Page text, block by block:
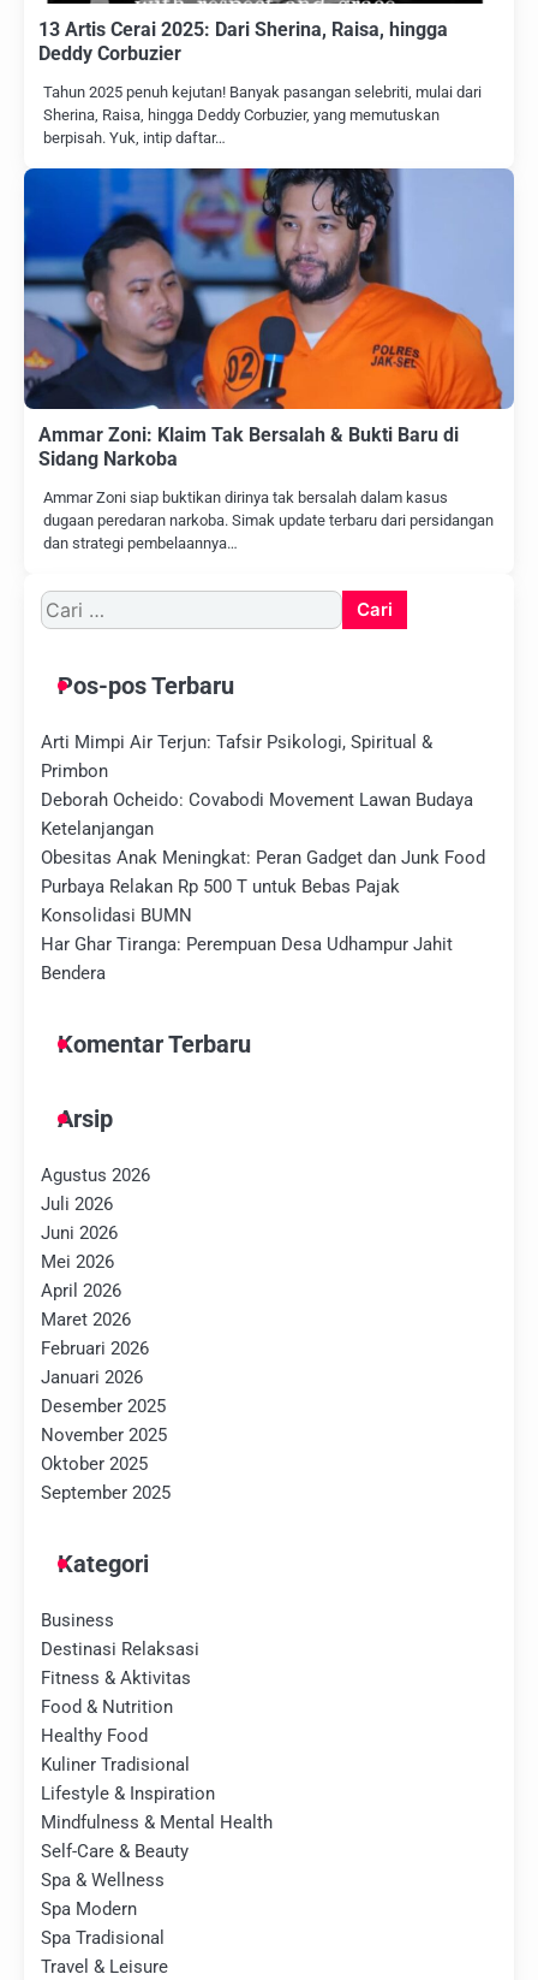
13 Artis Cerai 2025: Dari Sherina, Raisa, hingga
Deddy Corbuzier
Tahun 2025 penuh kejutan! Banyak pasangan selebriti, mulai dari
Sherina, Raisa, hingga Deddy Corbuzier, yang memutuskan
berpisah. Yuk, intip daftar…
Ammar Zoni: Klaim Tak Bersalah & Bukti Baru di
Sidang Narkoba
Ammar Zoni siap buktikan dirinya tak bersalah dalam kasus
dugaan peredaran narkoba. Simak update terbaru dari persidangan
dan strategi pembelaannya…
Cari
untuk:
Pos-pos Terbaru
Arti Mimpi Air Terjun: Tafsir Psikologi, Spiritual &
Primbon
Deborah Ocheido: Covabodi Movement Lawan Budaya
Ketelanjangan
Obesitas Anak Meningkat: Peran Gadget dan Junk Food
Purbaya Relakan Rp 500 T untuk Bebas Pajak
Konsolidasi BUMN
Har Ghar Tiranga: Perempuan Desa Udhampur Jahit
Bendera
Komentar Terbaru
Arsip
Agustus 2026
Juli 2026
Juni 2026
Mei 2026
April 2026
Maret 2026
Februari 2026
Januari 2026
Desember 2025
November 2025
Oktober 2025
September 2025
Kategori
Business
Destinasi Relaksasi
Fitness & Aktivitas
Food & Nutrition
Healthy Food
Kuliner Tradisional
Lifestyle & Inspiration
Mindfulness & Mental Health
Self-Care & Beauty
Spa & Wellness
Spa Modern
Spa Tradisional
Travel & Leisure